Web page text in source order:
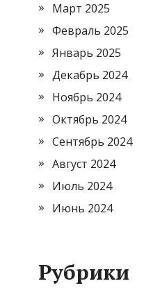
Март 2025
Февраль 2025
Январь 2025
Декабрь 2024
Ноябрь 2024
Октябрь 2024
Сентябрь 2024
Август 2024
Июль 2024
Июнь 2024
Рубрики